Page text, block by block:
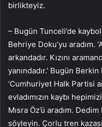
birlikteyiz.
– Bugün Tunceli’de
Behriye Doku’yu aradım.
arkandadır. Kızını
yanındadır.’ Bugün
‘Cumhuriyet Halk Partisi
evladımızın kaybı
Mısra Öz’ü aradım.
söyleyin. Çorlu tren